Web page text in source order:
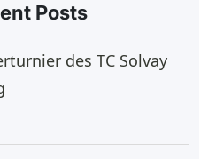
Posts
des TC Solvay